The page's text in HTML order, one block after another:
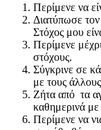
Περίμενε να
Διατύπωσε
Στόχος μου
Περίμενε
στόχους.
Σύγκρινε σε
με τους
Ζήτα από τα
καθημερινά
Περίμενε να